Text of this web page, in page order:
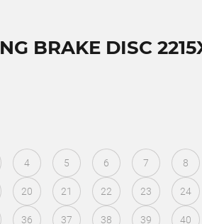
NG BRAKE DISC
4 5 6 7 8
20 21 22 23 24
36 37 38 39 40